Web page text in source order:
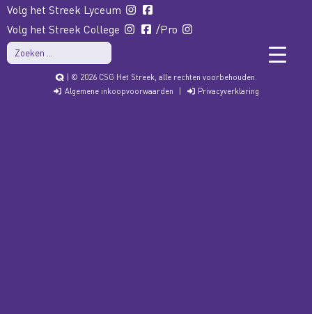
Volg het Streek College /Pro
Volg het Streek Lyceum
| © 2026 CSG Het Streek, alle rechten voorbehouden.
Algemene inkoopvoorwaarden
Privacyverklaring